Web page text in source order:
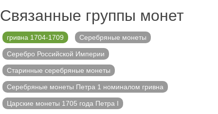
Связанные группы монет
гривна 1704-1709 Серебряные монеты
Серебро Российской Империи
Старинные серебряные монеты
Серебряные монеты Петра 1 номиналом гривна
Царские монеты 1705 года Петра I